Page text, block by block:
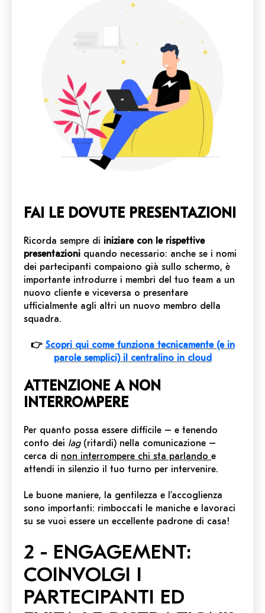
FAI LE DOVUTE PRESENTAZIONI
Ricorda sempre di iniziare con le rispettive
presentazioni quando necessario: anche se i nomi
dei partecipanti compaiono già sullo schermo, è
importante introdurre i membri del tuo team a un
nuovo cliente e viceversa o presentare
ufficialmente agli altri un nuovo membro della
squadra.
👉 Scopri qui come funziona tecnicamente (e in
parole semplici) il centralino in cloud
ATTENZIONE A NON
INTERROMPERE
Per quanto possa essere difficile – e tenendo
conto dei lag (ritardi) nella comunicazione –
cerca di non interrompere chi sta parlando e
attendi in silenzio il tuo turno per intervenire.
Le buone maniere, la gentilezza e l’accoglienza
sono importanti: rimboccati le maniche e lavoraci
su se vuoi essere un eccellente padrone di casa!
2 - ENGAGEMENT:
COINVOLGI I
PARTECIPANTI ED